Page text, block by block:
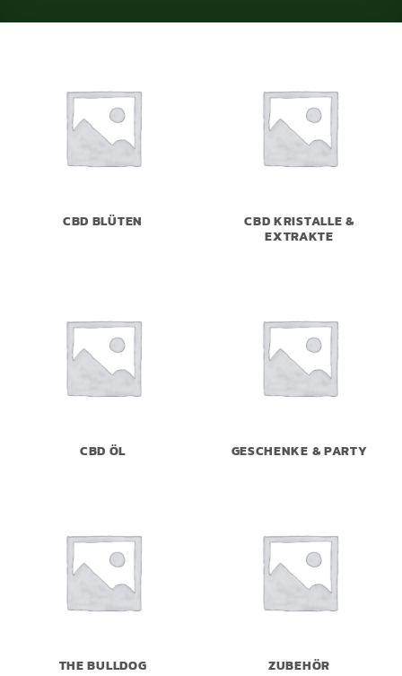
CBD BLÜTEN
CBD KRISTALLE &
EXTRAKTE
CBD ÖL GESCHENKE & PARTY
THE BULLDOG ZUBEHÖR